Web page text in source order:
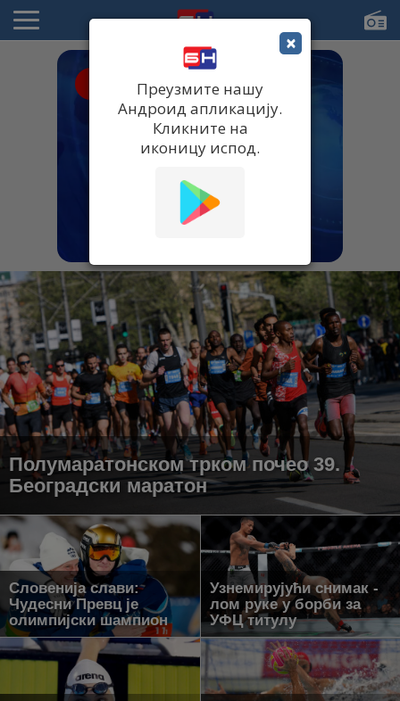
Полумаратонском трком почео 39.
Београдски маратон
Словенија слави:
Чудесни Превц је
олимпијски шампион
Узнемирујући снимак -
лом руке у борби за
УФЦ титулу
×
Преузмите нашу
Андроид апликацију.
Кликните на
иконицу испод.